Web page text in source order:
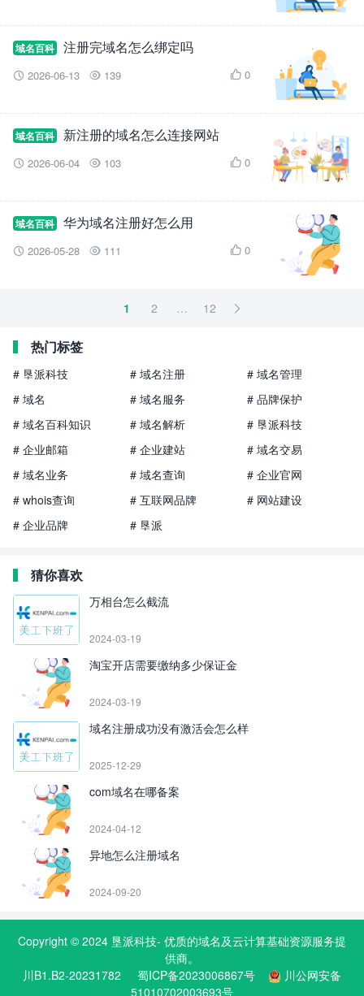
域名百科 注册完域名怎么绑定吗
 2026-06-13  139  0
域名百科 新注册的域名怎么连接网站
 2026-06-04  103  0
域名百科 华为域名注册好怎么用
 2026-05-28  111  0
1 2 … 12 
热门标签
# 垦派科技 # 域名注册
# 域名管理
# 域名
# 域名服务
# 品牌保护
# 域名百科知识
# 域名解析
# 垦派科技
# 企业邮箱
# 企业建站
# 域名交易
# 域名业务
# 域名查询
# 企业官网
# whois查询
# 互联网品牌
# 网站建设
# 企业品牌
# 垦派
猜你喜欢
万相台怎么截流
2024-03-19
淘宝开店需要缴纳多少保证金
2024-03-19
域名注册成功没有激活会怎么样
2025-12-29
com域名在哪备案
2024-04-12
异地怎么注册域名
2024-09-20
Copyright © 2024 垦派科技- 优质的域名及云计算基础资源服务提
供商。
川B1.B2-20231782
蜀ICP备2023006867号
川公网安备
51010702003693号